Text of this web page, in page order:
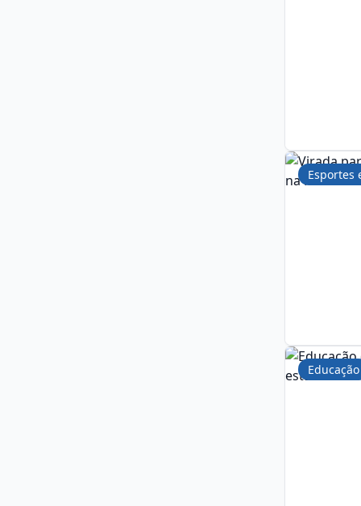
Esportes
Educação